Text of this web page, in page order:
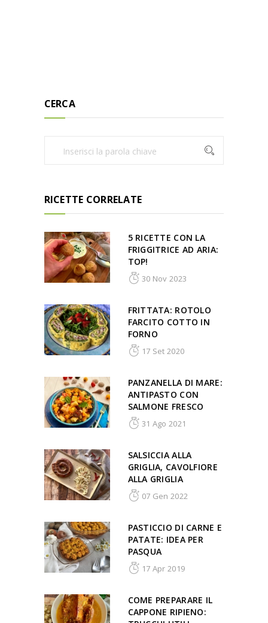
CERCA
RICETTE CORRELATE
5 RICETTE CON LA
FRIGGITRICE AD ARIA:
TOP!
30 Nov 2023
FRITTATA: ROTOLO
FARCITO COTTO IN
FORNO
17 Set 2020
PANZANELLA DI MARE:
ANTIPASTO CON
SALMONE FRESCO
31 Ago 2021
SALSICCIA ALLA
GRIGLIA, CAVOLFIORE
ALLA GRIGLIA
07 Gen 2022
PASTICCIO DI CARNE E
PATATE: IDEA PER
PASQUA
17 Apr 2019
COME PREPARARE IL
CAPPONE RIPIENO: